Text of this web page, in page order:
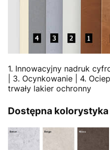
1. Innowacyjny nadruk
| 3. Ocynkowanie | 4.
trwały lakier ochronny
Dostępna kolorystyka